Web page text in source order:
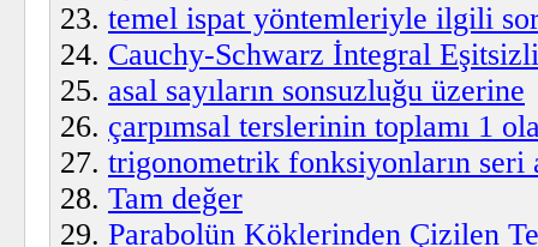
temel ispat yöntemleriyle ilgili
Cauchy-Schwarz İntegral
asal sayıların sonsuzluğu üzerine
çarpımsal terslerinin toplamı 1
trigonometrik fonksiyonların seri
Tam değer
Parabolün Köklerinden Çizilen